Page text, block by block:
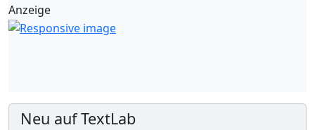
Anzeige
Neu auf TextLab